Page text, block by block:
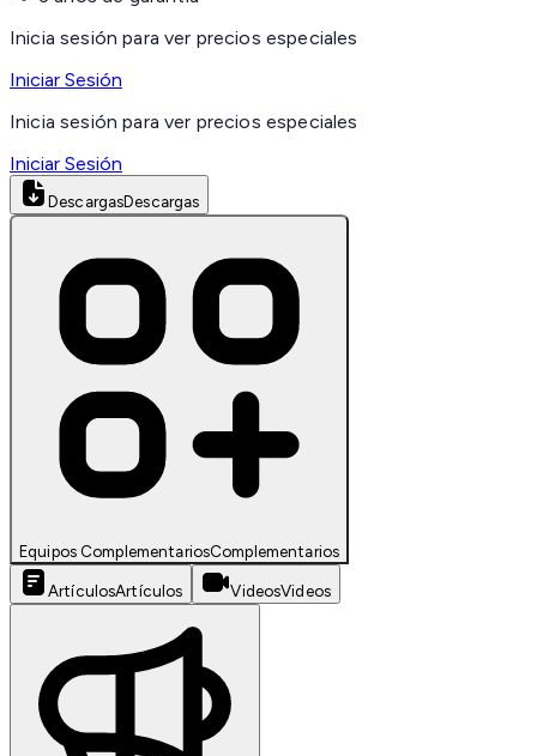
Inicia sesión para ver precios especiales
Iniciar Sesión
Inicia sesión para ver precios especiales
Iniciar Sesión
DescargasDescargas
Equipos ComplementariosComplementarios
ArtículosArtículos VideosVideos